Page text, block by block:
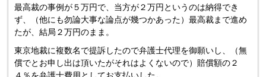
最高裁の事例が５万円で、当方が２万円というのは納得でき
ず、（他にも勿論大事な論点が幾つかあった）最高裁まで進め
たが、結局２万円のまま。
東京地裁に複数名で提訴したので弁護士代理を御願いし、（無
償でとお申し出は頂いたがそれはよくないので）賠償額の２